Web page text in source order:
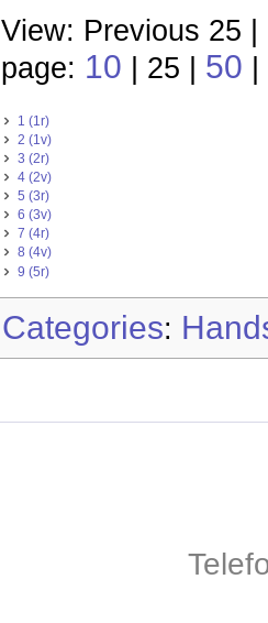
View: Previous 25 |
page: 10 | 25 | 50
1 (1r)
2 (1v)
3 (2r)
4 (2v)
5 (3r)
6 (3v)
7 (4r)
8 (4v)
9 (5r)
Categories: